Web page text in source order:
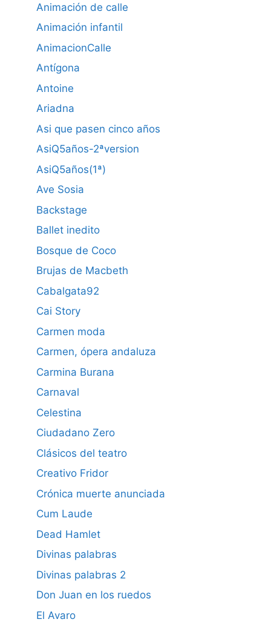
Animación de calle
Animación infantil
AnimacionCalle
Antígona
Antoine
Ariadna
Asi que pasen cinco años
AsiQ5años-2ªversion
AsiQ5años(1ª)
Ave Sosia
Backstage
Ballet inedito
Bosque de Coco
Brujas de Macbeth
Cabalgata92
Cai Story
Carmen moda
Carmen, ópera andaluza
Carmina Burana
Carnaval
Celestina
Ciudadano Zero
Clásicos del teatro
Creativo Fridor
Crónica muerte anunciada
Cum Laude
Dead Hamlet
Divinas palabras
Divinas palabras 2
Don Juan en los ruedos
El Avaro